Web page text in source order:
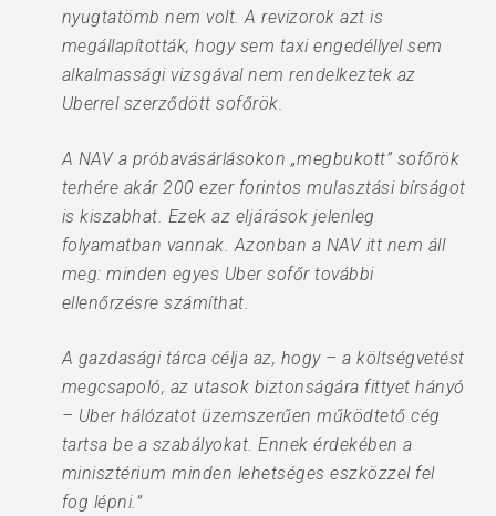
nyugtatömb nem volt. A revizorok azt is
megállapították, hogy sem taxi engedéllyel sem
alkalmassági vizsgával nem rendelkeztek az
Uberrel szerződött sofőrök.
A NAV a próbavásárlásokon „megbukott” sofőrök
terhére akár 200 ezer forintos mulasztási bírságot
is kiszabhat. Ezek az eljárások jelenleg
folyamatban vannak. Azonban a NAV itt nem áll
meg: minden egyes Uber sofőr további
ellenőrzésre számíthat.
A gazdasági tárca célja az, hogy – a költségvetést
megcsapoló, az utasok biztonságára fittyet hányó
– Uber hálózatot üzemszerűen működtető cég
tartsa be a szabályokat. Ennek érdekében a
minisztérium minden lehetséges eszközzel fel
fog lépni.”